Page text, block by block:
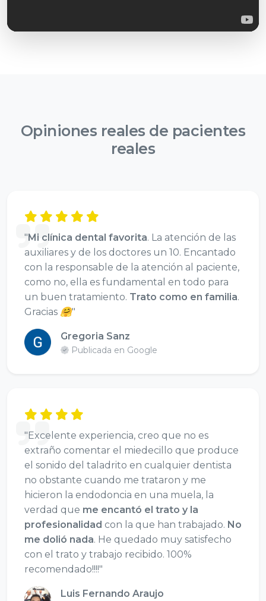
Opiniones reales de pacientes
reales
" Mi clínica dental favorita. La atención de las
auxiliares y de los doctores un 10. Encantado
con la responsable de la atención al paciente,
como no, ella es fundamental en todo para
un buen tratamiento. Trato como en familia.
Gracias 🤗"
Gregoria Sanz
Publicada en Google
"Excelente experiencia, creo que no es
extraño comentar el miedecillo que produce
el sonido del taladrito en cualquier dentista
no obstante cuando me trataron y me
hicieron la endodoncia en una muela, la
verdad que me encantó el trato y la
profesionalidad con la que han trabajado. No
me dolió nada. He quedado muy satisfecho
con el trato y trabajo recibido. 100%
recomendado!!!!"
Luis Fernando Araujo